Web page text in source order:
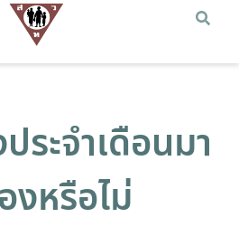
ระจำเดือนมา
งหรือไม่